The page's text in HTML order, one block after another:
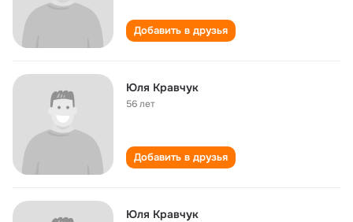
Добавить в друзья
Юля Кравчук
56 лет
Добавить в друзья
Юля Кравчук